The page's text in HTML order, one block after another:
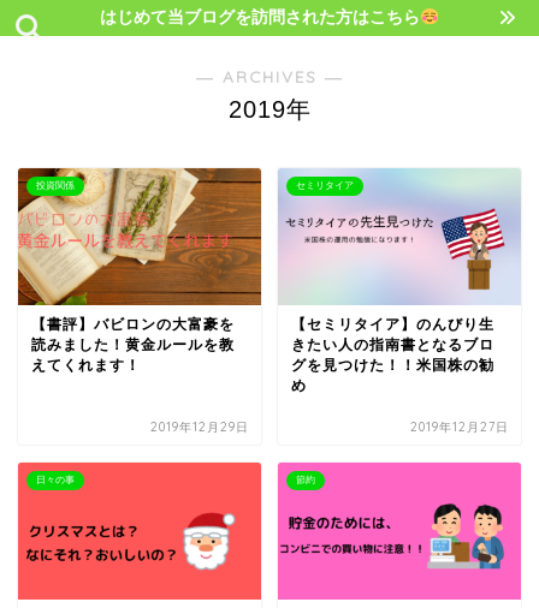
はじめて当ブログを訪問された方はこちら
― ARCHIVES ―
2019年
投資関係
【書評】バビロンの大富豪を
読みました！黄金ルールを教
えてくれます！
2019年12月29日
セミリタイア
【セミリタイア】のんびり生
きたい人の指南書となるブロ
グを見つけた！！米国株の勧
め
2019年12月27日
日々の事 節約